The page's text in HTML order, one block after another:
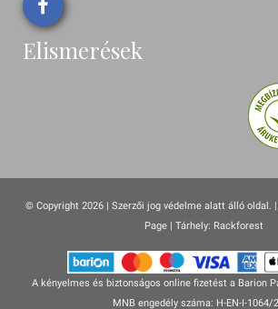
Elismerések
© Copyright 2026 | Szerzői jog védelme alatt álló oldal. |
Page| Tárhely: Rackforest
A kényelmes és biztonságos online fizetést a Barion
MNB engedély száma: H-EN-I-1064/